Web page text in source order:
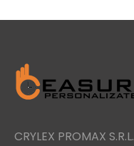
CRYLEX PROMAX S.R.L.